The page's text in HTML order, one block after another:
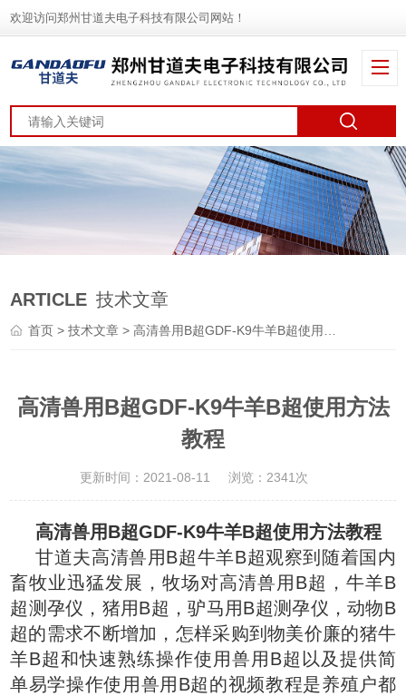
欢迎访问郑州甘道夫电子科技有限公司网站！
ARTICLE 技术文章
首页 >技术文章 > 高清兽用B超GDF-K9牛羊B超使用方法教程
高清兽用B超GDF-K9牛羊B超使用方法
教程
更新时间：2021-08-11 浏览：2341次
高清兽用B超GDF-K9牛羊B超使用方法教程
甘道夫高清兽用B超牛羊B超观察到随着国内
畜牧业迅猛发展，牧场对高清兽用B超，牛羊B
超测孕仪，猪用B超，驴马用B超测孕仪，动物B
超的需求不断增加，怎样采购到物美价廉的猪牛
羊B超和快速熟练操作使用兽用B超以及提供简
单易学操作使用兽用B超的视频教程是养殖户都